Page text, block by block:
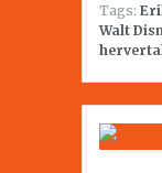
Tags:
Walt